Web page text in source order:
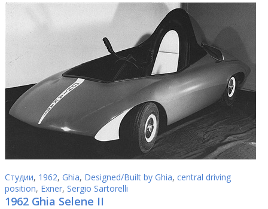
Студии, 1962, Ghia, Designed/Built by Ghia, central driving
position, Exner, Sergio Sartorelli
1962 Ghia Selene II